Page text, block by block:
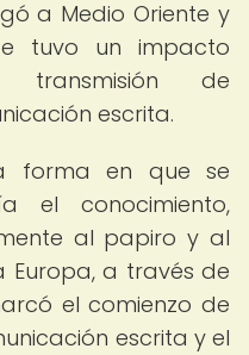
a Medio Oriente y
tuvo un impacto
de
escrita.
forma en que se
el conocimiento,
al papiro y al
Europa, a través de
el comienzo de
escrita y el